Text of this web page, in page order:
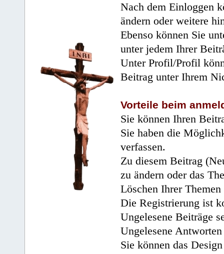
Nach dem Einloggen
ändern oder weitere
Ebenso können Sie
unter jedem Ihrer
Unter Profil/Profil
Beitrag unter Ihrem
Vorteile beim
Sie können Ihren
Sie haben die
verfassen.
Zu diesem Beitrag
zu ändern oder das
Löschen Ihrer
Die Registrierung ist
Ungelesene Beiträge
Ungelesene
Sie können das